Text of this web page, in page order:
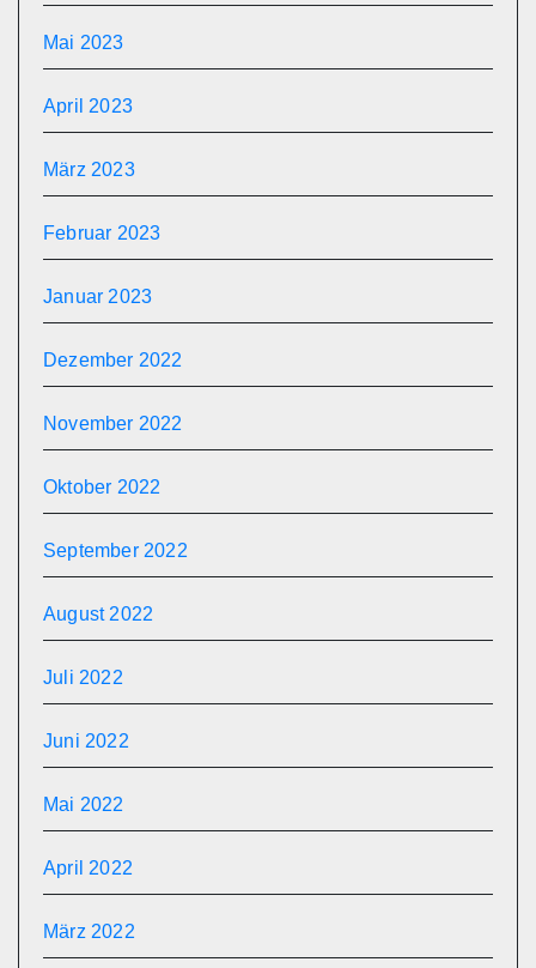
Mai 2023
April 2023
März 2023
Februar 2023
Januar 2023
Dezember 2022
November 2022
Oktober 2022
September 2022
August 2022
Juli 2022
Juni 2022
Mai 2022
April 2022
März 2022